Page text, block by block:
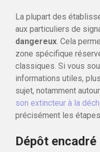
La plupart des
aux particuliers de
dangereux. Cela
zone spécifique
classiques. Si vous
informations utiles,
sujet, notamment
son extincteur à la
précisément les
Dépôt